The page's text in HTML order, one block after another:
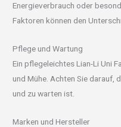
Energieverbrauch oder
Faktoren können den
Pflege und Wartung
Ein pflegeleichtes Lian-Li Uni
und Mühe. Achten Sie darauf,
und zu warten ist.
Marken und Hersteller